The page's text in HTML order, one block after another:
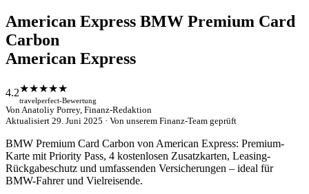
American Express BMW Premium Card
Carbon
American Express
4.2★★★★★
travelperfect-Bewertung
Von Anatoliy Porrey, Finanz-Redaktion
Aktualisiert 29. Juni 2025 · Von unserem Finanz-Team geprüft
BMW Premium Card Carbon von American Express: Premium-
Karte mit Priority Pass, 4 kostenlosen Zusatzkarten, Leasing-
Rückgabeschutz und umfassenden Versicherungen – ideal für
BMW-Fahrer und Vielreisende.